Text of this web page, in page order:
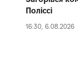
Поліссі
16:30, 6.08.2026